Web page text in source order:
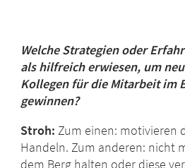
Welche Strategien oder
als hilfreich erwiesen, um
Kollegen für die Mitarbeit im
gewinnen?
Stroh: Zum einen: motivieren
Handeln. Zum anderen: nicht
dem Berg halten oder diese